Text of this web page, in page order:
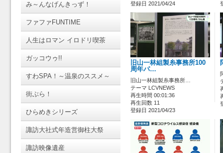
み～んなげんきっず！
ファファFUNTIME
人生はロマン イロドリ喫茶
ガッコウゥ!!
すわSPA！～温泉のススメ～
街ぶら！
ひらめきシリーズ
諏訪大社式年造営御柱大祭
諏訪映像遺産
登録日 2021/04/24
旧山一林組製糸事務所100
周年パ…
旧山一林組製糸事務所…
テーマ LCVNEWS
再生時間 00:01:36
再生回数 11
登録日 2021/04/23